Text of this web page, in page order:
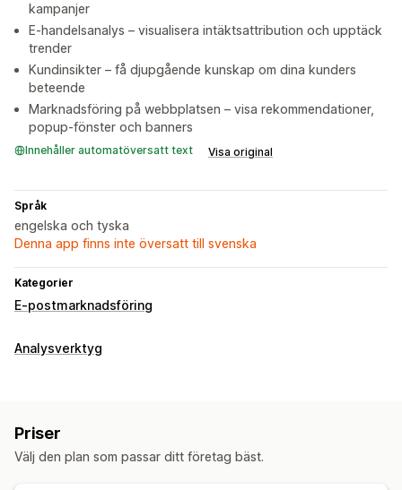
kampanjer
E-handelsanalys – visualisera intäktsattribution och upptäck
trender
Kundinsikter – få djupgående kunskap om dina kunders
beteende
Marknadsföring på webbplatsen – visa rekommendationer,
popup-fönster och banners
Innehåller automatöversatt text Visa original
Språk
engelska och tyska
Denna app finns inte översatt till svenska
Kategorier
E-postmarknadsföring
Analysverktyg
Priser
Välj den plan som passar ditt företag bäst.